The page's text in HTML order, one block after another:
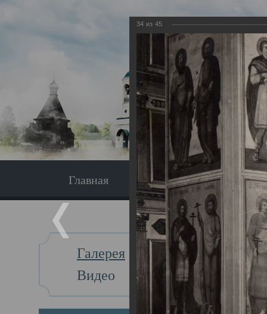
Главная Экскурсия
Галерея
Видео
Главная
34 из 45